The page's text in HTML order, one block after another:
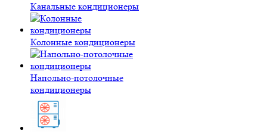
Канальные кондиционеры
Колонные кондиционеры
Напольно-потолочные
кондиционеры